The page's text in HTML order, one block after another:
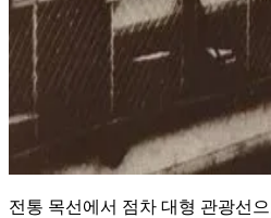
전통 목선에서 점차 대형 관광선